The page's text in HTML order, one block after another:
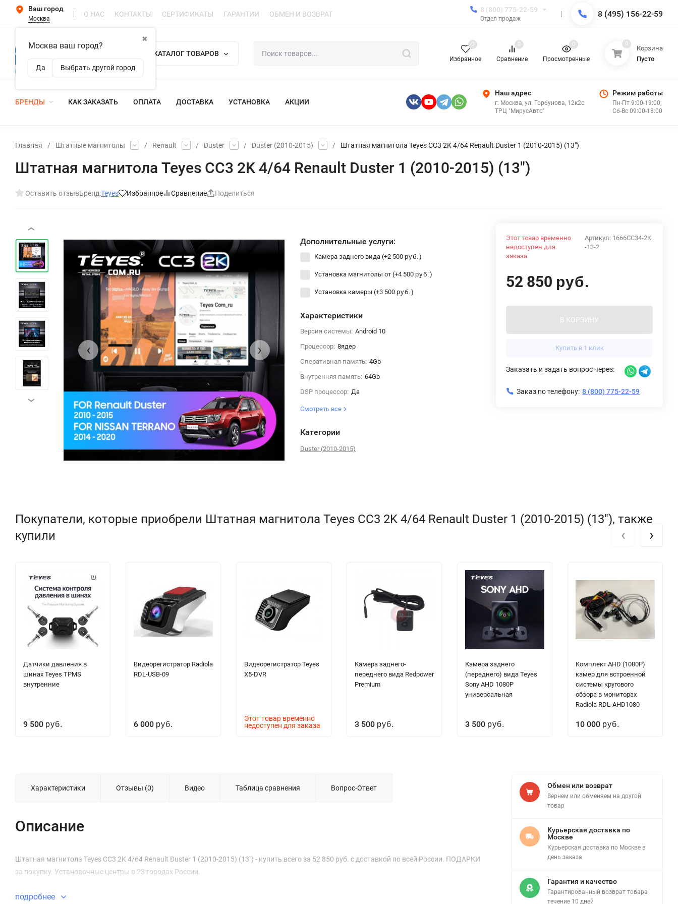
Ваш город
Москва
✖
Москва ваш город?
Да Выбрать другой город
О НАС КОНТАКТЫ СЕРТИФИКАТЫ ГАРАНТИИ ОБМЕН И ВОЗВРАТ
8 (800) 775-22-59
Отдел продаж 8 (495) 156-22-59
КАТАЛОГ ТОВАРОВ
Избранное
0
Сравнение
0
Просмотренные
0 0
Корзина
Пусто
БРЕНДЫ КАК ЗАКАЗАТЬ ОПЛАТА ДОСТАВКА УСТАНОВКА АКЦИИ
Наш адрес
г. Москва, ул. Горбунова, 12к2с
ТРЦ "МирусАвто"
Режим работы
Пн-Пт 9:00-19:00;
Сб-Вс 09:00-18:00
Главная / Штатные магнитолы / Renault / Duster / Duster (2010-2015) / Штатная магнитола Teyes CC3 2K 4/64 Renault Duster 1 (2010-2015) (13")
Штатная магнитола Teyes CC3 2K 4/64 Renault Duster 1 (2010-2015) (13")
Оставить отзывБренд:Teyes Избранное Сравнение Поделиться
‹ ›
‹
›
Дополнительные услуги:
Камера заднего вида (+2 500 руб. )
Установка магнитолы от (+4 500 руб. )
Установка камеры (+3 500 руб. )
Характеристики
Версия системы: Android 10
Процессор: 8ядер
Оперативная память: 4Gb
Внутренняя память: 64Gb
DSP процессор: Да
Смотреть все
Категории
Duster (2010-2015)
Артикул: 1666CC34-2K
-13-2
Этот товар временно
недоступен для
заказа
52 850 руб.
В КОРЗИНУ
Купить в 1 клик
Заказать и задать вопрос через:
Заказ по телефону: 8 (800) 775-22-59
Покупатели, которые приобрели Штатная магнитола Teyes CC3 2K 4/64 Renault Duster 1 (2010-2015) (13"), также
купили
Датчики давления в
шинах Teyes TPMS
внутренние
9 500 руб.
Видеорегистратор Radiola
RDL-USB-09
6 000 руб.
Видеорегистратор Teyes
X5-DVR
Этот товар временно
недоступен для заказа
Камера заднего-
переднего вида Redpower
Premium
3 500 руб.
Камера заднего
(переднего) вида Teyes
Sony AHD 1080P
универсальная
3 500 руб.
Комплект AHD (1080P)
камер для встроенной
системы кругового
обзора в мониторах
Radiola RDL-AHD1080
10 000 руб.
‹ ›
Характеристики Отзывы (0) Видео Таблица сравнения Вопрос-Ответ
Описание
Штатная магнитола Teyes CC3 2K 4/64 Renault Duster 1 (2010-2015) (13") - купить всего за 52 850 руб. с доставкой по всей России. ПОДАРКИ
за покупку. Установочные центры в 23 городах России.
подробнее
Обмен или возврат
Вернем или обменяем на другой
товар
Курьерская доставка по
Москве
Курьерская доставка по Москве в
день заказа
Гарантия и качество
Гарантированный возврат товара
течение 10 дней